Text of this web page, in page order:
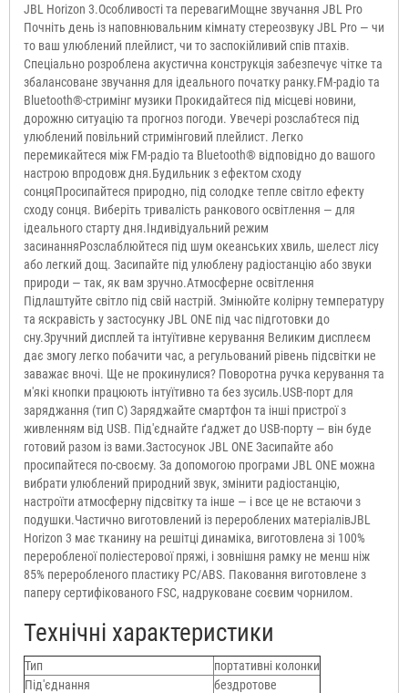
JBL Horizon 3.Особливості та перевагиМощне звучання JBL Pro
Почніть день із наповнювальним кімнату стереозвуку JBL Pro — чи
то ваш улюблений плейлист, чи то заспокійливий спів птахів.
Спеціально розроблена акустична конструкція забезпечує чітке та
збалансоване звучання для ідеального початку ранку.FM-радіо та
Bluetooth®-стримінг музики Прокидайтеся під місцеві новини,
дорожню ситуацію та прогноз погоди. Увечері розслабтеся під
улюблений повільний стримінговий плейлист. Легко
перемикайтеся між FM-радіо та Bluetooth® відповідно до вашого
настрою впродовж дня.Будильник з ефектом сходу
сонцяПросипайтеся природно, під солодке тепле світло ефекту
сходу сонця. Виберіть тривалість ранкового освітлення — для
ідеального старту дня.Індивідуальний режим
засинанняРозслаблюйтеся під шум океанських хвиль, шелест лісу
або легкий дощ. Засипайте під улюблену радіостанцію або звуки
природи — так, як вам зручно.Атмосферне освітлення
Підлаштуйте світло під свій настрій. Змінюйте колірну температуру
та яскравість у застосунку JBL ONE під час підготовки до
сну.Зручний дисплей та інтуїтивне керування Великим дисплеєм
дає змогу легко побачити час, а регульований рівень підсвітки не
заважає вночі. Ще не прокинулися? Поворотна ручка керування та
м'які кнопки працюють інтуїтивно та без зусиль.USB-порт для
заряджання (тип C) Заряджайте смартфон та інші пристрої з
живленням від USB. Під'єднайте ґаджет до USB-порту — він буде
готовий разом із вами.Застосунок JBL ONE Засипайте або
просипайтеся по-своєму. За допомогою програми JBL ONE можна
вибрати улюблений природний звук, змінити радіостанцію,
настроїти атмосферну підсвітку та інше — і все це не встаючи з
подушки.Частично виготовлений із перероблених матеріалівJBL
Horizon 3 має тканину на решітці динаміка, виготовлена зі 100%
переробленої поліестерової пряжі, і зовнішня рамку не менш ніж
85% переробленого пластику PC/ABS. Паковання виготовлене з
паперу сертифікованого FSC, надруковане соєвим чорнилом.
Технічні характеристики
Тип
портативні колонки
Під'єднання
бездротове